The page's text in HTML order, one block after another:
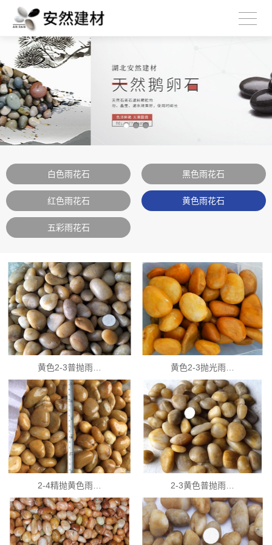
白色雨花石 黑色雨花石
红色雨花石 黄色雨花石
五彩雨花石
黄色2-3普抛雨… 黄色2-3抛光雨…
2-4精抛黄色雨… 2-3黄色普抛雨…